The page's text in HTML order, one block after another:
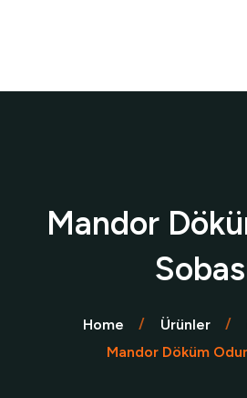
Mandor
Home Ürünler
Mandor Döküm